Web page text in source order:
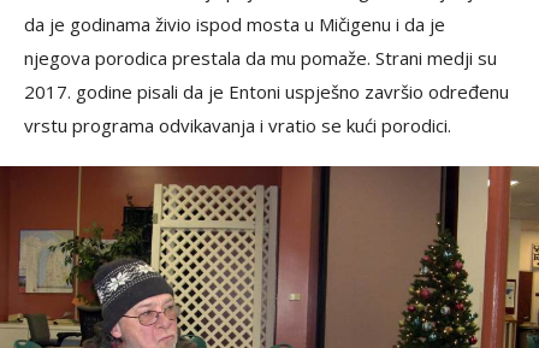
da je godinama živio ispod mosta u Mičigenu i da je
njegova porodica prestala da mu pomaže. Strani medji su
2017. godine pisali da je Entoni uspješno završio određenu
vrstu programa odvikavanja i vratio se kući porodici.